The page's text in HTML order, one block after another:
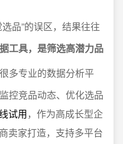
品”的误区，结果往往
工具，是筛选高潜力品
多专业的数据分析平
控竞品动态、优化选品
试用，作为高成长型企
卖家打造，支持多平台